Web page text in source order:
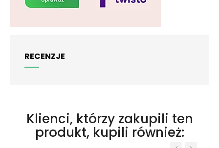
RECENZJE
Klienci, którzy zakupili ten
produkt, kupili również: